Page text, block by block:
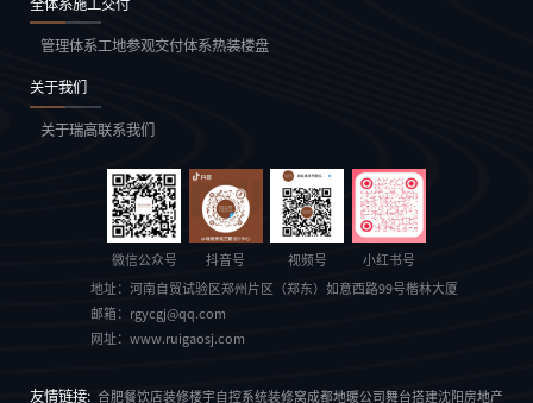
全体系施工交付
管理体系工地参观交付体系热装楼盘
关于我们
关于瑞高联系我们
微信公众号 抖音号 视频号 小红书号
地址： 河南自贸试验区郑州片区（郑东）如意西路99号楷林大厦
邮箱：
rgycgj@qq.com
网址： www.ruigaosj.com
友情链接: 合肥餐饮店装修楼宇自控系统装修窝成都地暖公司舞台搭建沈阳房地产